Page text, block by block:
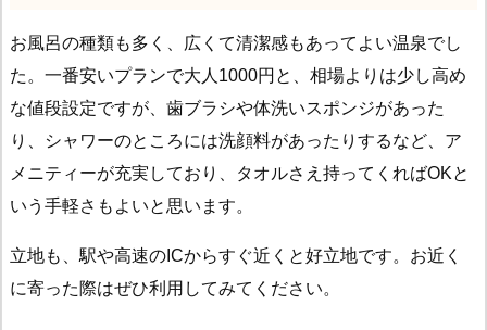
お風呂の種類も多く、広くて清潔感もあってよい温泉でし
た。一番安いプランで大人1000円と、相場よりは少し高め
な値段設定ですが、歯ブラシや体洗いスポンジがあった
り、シャワーのところには洗顔料があったりするなど、ア
メニティーが充実しており、タオルさえ持ってくればOKと
いう手軽さもよいと思います。
立地も、駅や高速のICからすぐ近くと好立地です。お近く
に寄った際はぜひ利用してみてください。